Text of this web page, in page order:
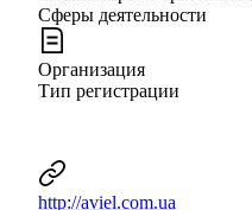
Сферы деятельности
Организация
Тип регистрации
http://aviel.com.ua